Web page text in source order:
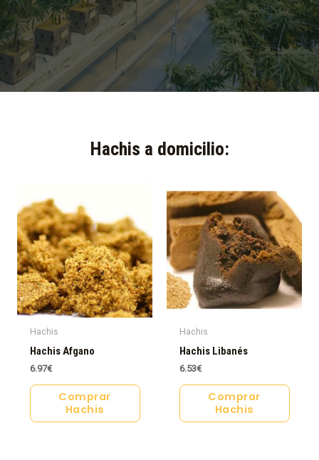
Hachis a domicilio:​
Hachis
Hachis Afgano
6.97€
Comprar
Hachis
Hachis
Hachis Libanés
6.53€
Comprar
Hachis